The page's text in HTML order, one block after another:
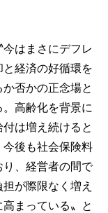
はまさにデフレ
経済の好循環を
否かの正念場と
高齢化を背景に
は増え続けると
今後も社会保険料
、経営者の間で
が際限なく増え
まっている〟と